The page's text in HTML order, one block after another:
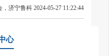
2024-05-27 11:22:44
，济宁鲁科
心